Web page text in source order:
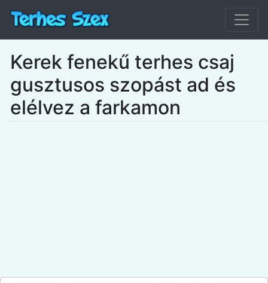
Kerek fenekű terhes csaj
gusztusos szopást ad és
elélvez a farkamon